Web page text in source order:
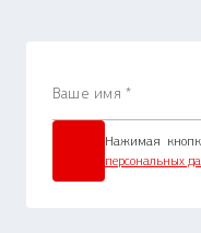
Нажимая
персональных